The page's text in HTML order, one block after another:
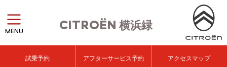
CITROËN 横浜緑
MENU
試乗予約 アフターサービス予約 アクセスマップ